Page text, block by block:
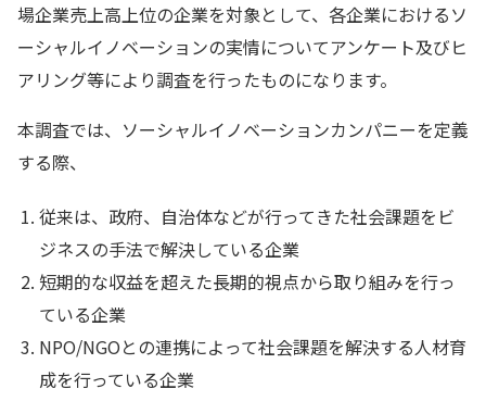
場企業売上高上位の企業を対象として、各企業におけるソ
ーシャルイノベーションの実情についてアンケート及びヒ
アリング等により調査を行ったものになります。
本調査では、ソーシャルイノベーションカンパニーを定義
する際、
従来は、政府、自治体などが行ってきた社会課題をビ
ジネスの手法で解決している企業
短期的な収益を超えた長期的視点から取り組みを行っ
ている企業
NPO/NGOとの連携によって社会課題を解決する人材育
成を行っている企業